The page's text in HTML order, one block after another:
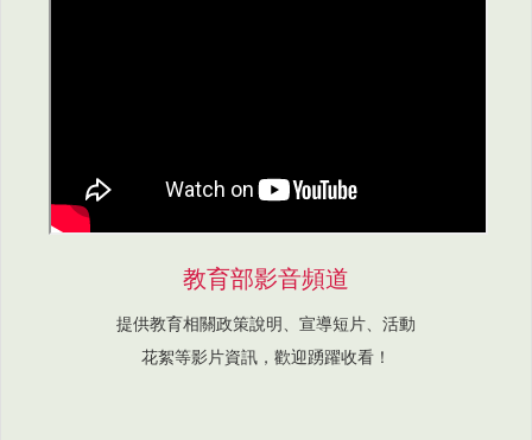
教育部影音頻道
提供教育相關政策說明、宣導短片、活動
花絮等影片資訊，歡迎踴躍收看！